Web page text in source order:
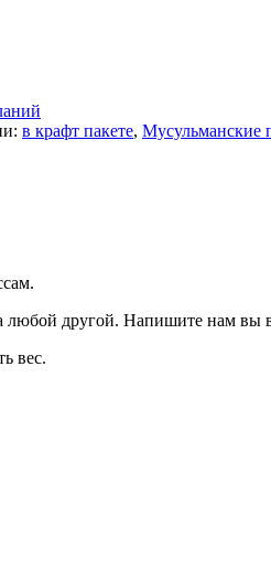
в крафт пакете, Мусульманские
любой другой. Напишите нам вы
вес.